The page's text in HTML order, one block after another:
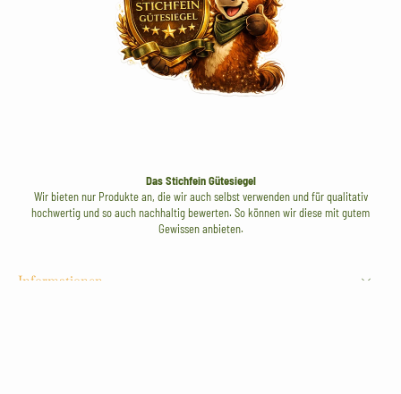
Das Stichfein Gütesiegel
Wir bieten nur Produkte an, die wir auch selbst verwenden und für qualitativ
hochwertig und so auch nachhaltig bewerten. So können wir diese mit gutem
Gewissen anbieten.
Informationen